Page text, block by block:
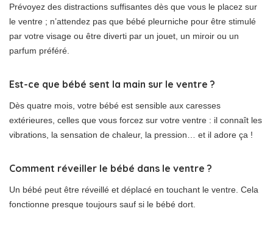
Prévoyez des distractions suffisantes dès que vous le placez sur
le ventre ; n’attendez pas que bébé pleurniche pour être stimulé
par votre visage ou être diverti par un jouet, un miroir ou un
parfum préféré.
Est-ce que bébé sent la main sur le ventre ?
Dès quatre mois, votre bébé est sensible aux caresses
extérieures, celles que vous forcez sur votre ventre : il connaît les
vibrations, la sensation de chaleur, la pression… et il adore ça !
Comment réveiller le bébé dans le ventre ?
Un bébé peut être réveillé et déplacé en touchant le ventre. Cela
fonctionne presque toujours sauf si le bébé dort.